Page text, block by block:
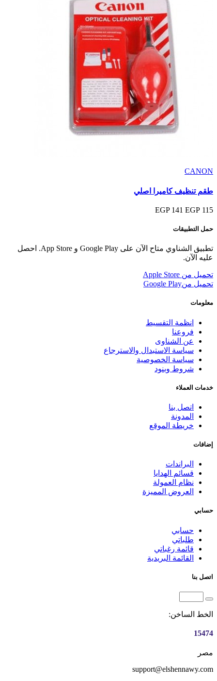
CANON
طقم تنظيف كاميرا اصلي
115 EGP
141 EGP
حمل التطبيقات
تطبيق الشناوي متاح الآن على Google Play و App Store. احصل
عليه الآن.
تحميل من Apple Store
تحميل منGoogle Play
معلومات
انظمة التقسيط
فروعنا
عن الشناوى
سياسة الاستبدال والاسترجاع
سياسة الخصوصية
شروط وبنود
خدمات العملاء
اتصل بنا
المدونة
خريطة الموقع
إضافات
البراندات
قسائم الهدايا
نظام العمولة
العروض المميزة
حسابي
حسابي
طلباتي
قائمة رغباتي
القائمة البريدية
اتصل بنا
الخط الساخن:
15474
مصر
support@elshennawy.com